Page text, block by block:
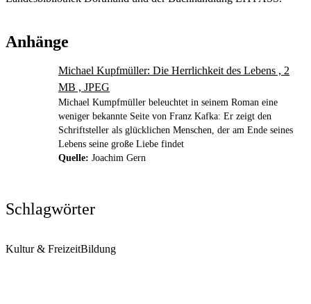
Anhänge
Michael Kupfmüller: Die Herrlichkeit des Lebens , 2
MB , JPEG
Michael Kumpfmüller beleuchtet in seinem Roman eine
weniger bekannte Seite von Franz Kafka: Er zeigt den
Schriftsteller als glücklichen Menschen, der am Ende seines
Lebens seine große Liebe findet
Quelle: Joachim Gern
Schlagwörter
Kultur & FreizeitBildung